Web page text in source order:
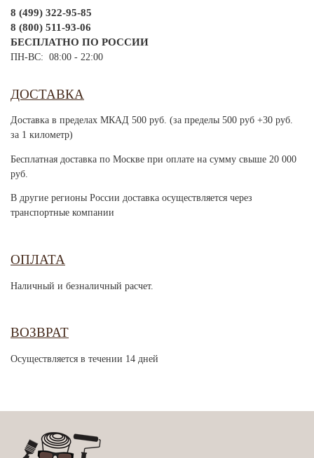
8 (499) 322-95-85
8 (800) 511-93-06
БЕСПЛАТНО ПО РОССИИ
ПН-ВС: 08:00 - 22:00
ДОСТАВКА
Доставка в пределах МКАД 500 руб. (за пределы 500 руб +30 руб.
за 1 километр)
Бесплатная доставка по Москве при оплате на сумму свыше 20 000
руб.
В другие регионы России доставка осуществляется через
транспортные компании
ОПЛАТА
Наличный и безналичный расчет.
ВОЗВРАТ
Осуществляется в течении 14 дней